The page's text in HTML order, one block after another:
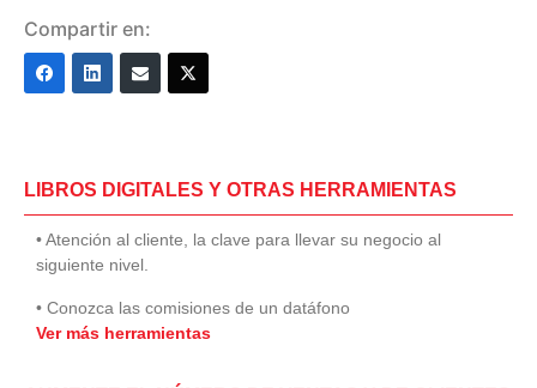
Compartir en:
LIBROS DIGITALES Y OTRAS HERRAMIENTAS
• Atención al cliente, la clave para llevar su negocio al
siguiente nivel.
• Conozca las comisiones de un datáfono
Ver más herramientas